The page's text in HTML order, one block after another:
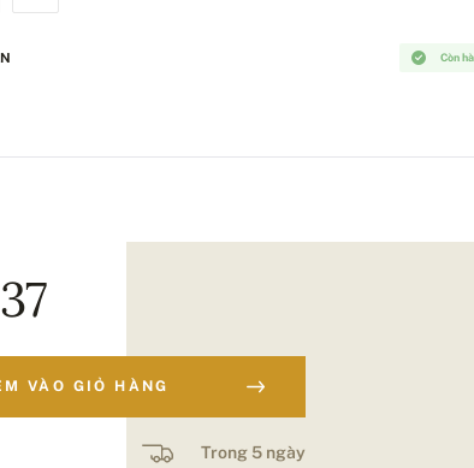
Còn
VÀO GIỎ HÀNG
Trong 5 ngày